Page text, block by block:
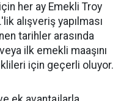
her ay Emekli Troy
alışveriş yapılması
tarihler arasında
ilk emekli maaşını
için geçerli oluyor.